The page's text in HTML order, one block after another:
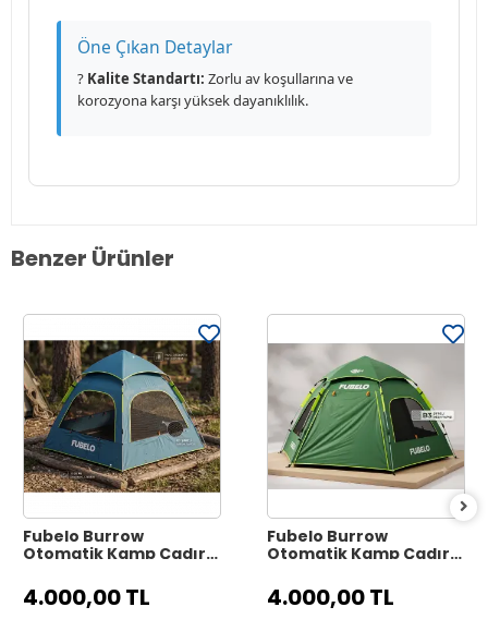
Öne Çıkan Detaylar
? Kalite Standartı: Zorlu av koşullarına ve
korozyona karşı yüksek dayanıklılık.
Benzer Ürünler
Fubelo Burrow
Otomatik Kamp Çadırı
(Otomatik Yaylı
Sistem)
4.000,00 TL
Fubelo Burrow
Otomatik Kamp Çadırı
(Otomatik Yaylı
Sistem)
4.000,00 TL